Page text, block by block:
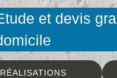
et devis